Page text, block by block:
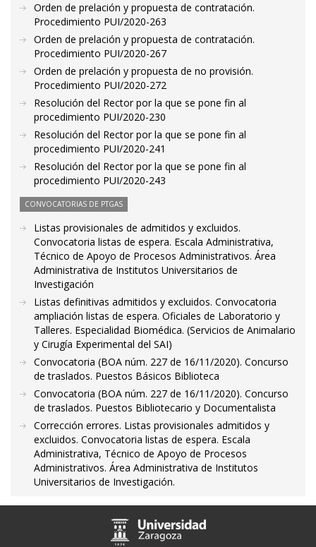
Orden de prelación y propuesta de contratación.
Procedimiento PUI/2020-263
Orden de prelación y propuesta de contratación.
Procedimiento PUI/2020-267
Orden de prelación y propuesta de no provisión.
Procedimiento PUI/2020-272
Resolución del Rector por la que se pone fin al
procedimiento PUI/2020-230
Resolución del Rector por la que se pone fin al
procedimiento PUI/2020-241
Resolución del Rector por la que se pone fin al
procedimiento PUI/2020-243
CONVOCATORIAS DE PTGAS
Listas provisionales de admitidos y excluidos.
Convocatoria listas de espera. Escala Administrativa,
Técnico de Apoyo de Procesos Administrativos. Área
Administrativa de Institutos Universitarios de
Investigación
Listas definitivas admitidos y excluidos. Convocatoria
ampliación listas de espera. Oficiales de Laboratorio y
Talleres. Especialidad Biomédica. (Servicios de Animalario
y Cirugía Experimental del SAI)
Convocatoria (BOA núm. 227 de 16/11/2020). Concurso
de traslados. Puestos Básicos Biblioteca
Convocatoria (BOA núm. 227 de 16/11/2020). Concurso
de traslados. Puestos Bibliotecario y Documentalista
Corrección errores. Listas provisionales admitidos y
excluidos. Convocatoria listas de espera. Escala
Administrativa, Técnico de Apoyo de Procesos
Administrativos. Área Administrativa de Institutos
Universitarios de Investigación.